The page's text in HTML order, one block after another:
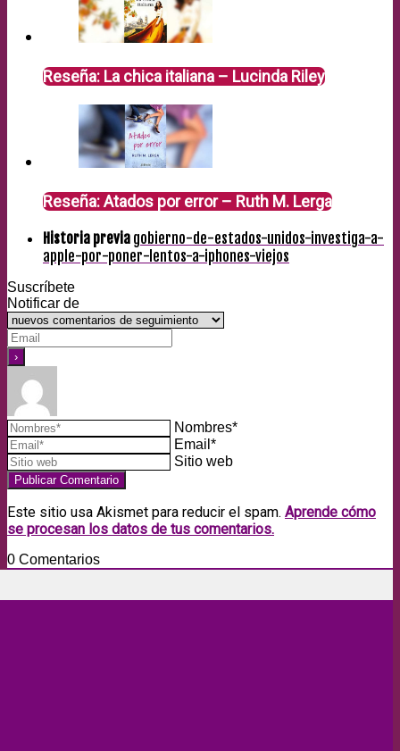
Reseña: La chica italiana – Lucinda Riley
Reseña: Atados por error – Ruth M. Lerga
Historia previa gobierno-de-estados-unidos-investiga-a-
apple-por-poner-lentos-a-iphones-viejos
Suscríbete
Notificar de
Nombres*
Email*
Sitio web
Este sitio usa Akismet para reducir el spam. Aprende cómo
se procesan los datos de tus comentarios.
0 Comentarios